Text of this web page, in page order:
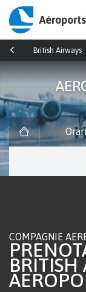
Aéroports
British Airways
COMPAGNIE
BRITISH